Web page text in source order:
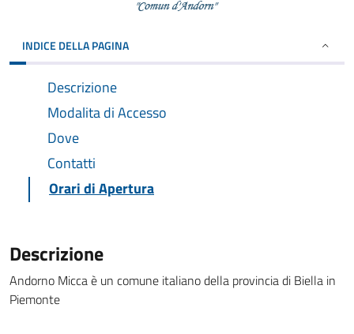
INDICE DELLA PAGINA
Descrizione
Modalita di Accesso
Dove
Contatti
Orari di Apertura
Descrizione
Andorno Micca è un comune italiano della provincia di Biella in
Piemonte